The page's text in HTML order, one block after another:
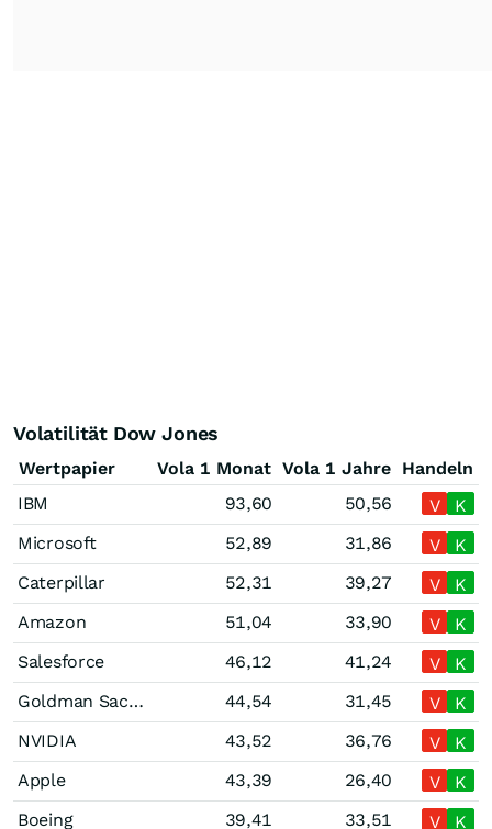
Volatilität Dow Jones
Wertpapier Vola 1 Monat Vola 1 Jahre Handeln
IBM
93,60 50,56 V
K
Microsoft
52,89 31,86 V
K
Caterpillar
52,31 39,27 V
K
Amazon
51,04 33,90 V
K
Salesforce
46,12 41,24 V
K
Goldman Sachs Group
44,54 31,45 V
K
NVIDIA
43,52 36,76 V
K
Apple
43,39 26,40 V
K
Boeing
39,41 33,51 V K